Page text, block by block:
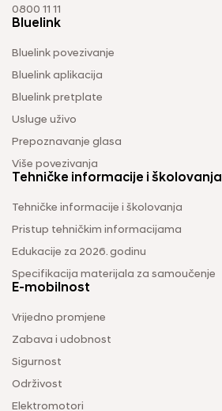
0800 11 11
Bluelink
Bluelink povezivanje
Bluelink aplikacija
Bluelink pretplate
Usluge uživo
Prepoznavanje glasa
Više povezivanja
Tehničke informacije i školovanja
Tehničke informacije i školovanja
Pristup tehničkim informacijama
Edukacije za 2026. godinu
Specifikacija materijala za samoučenje
E-mobilnost
Vrijedno promjene
Zabava i udobnost
Sigurnost
Održivost
Elektromotori